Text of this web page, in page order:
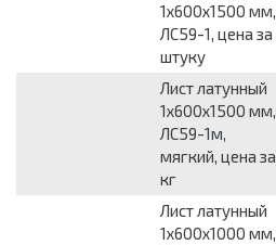
1х600х1500 мм,
ЛС59-1, цена за
штуку
Лист латунный
1х600х1500 мм,
ЛС59-1м,
мягкий, цена за
кг
Лист латунный
1х600х1000 мм,